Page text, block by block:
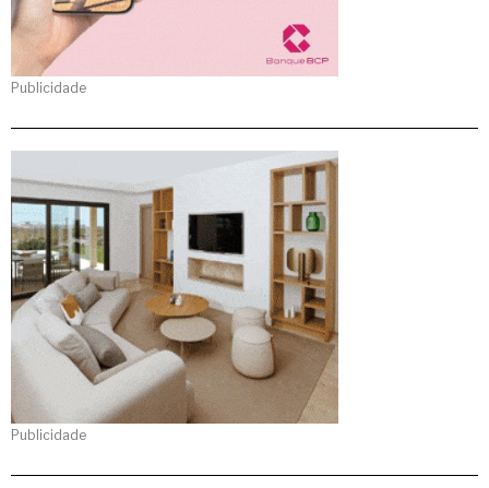
Publicidade
Publicidade